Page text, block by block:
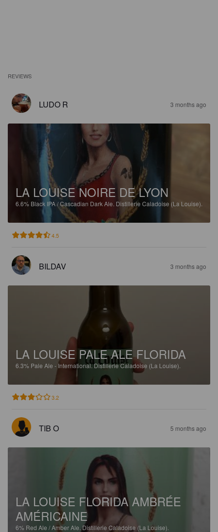
REVIEWS
LUDO R 3 months ago
LA LOUISE NOIRE DE LYON
6.6% Black IPA / Cascadian Dark Ale. Distillerie Caladoise (La Louise).
4.5
BILDAV 3 months ago
LA LOUISE PALE ALE FLORIDA
6.3% Pale Ale - International.Distillerie Caladoise (La Louise).
3.2
TIB O 5 months ago
LA LOUISE FLORIDA AMBRÉE
AMÉRICAINE
6% Red Ale / Amber Ale.Distillerie Caladoise (La Louise).